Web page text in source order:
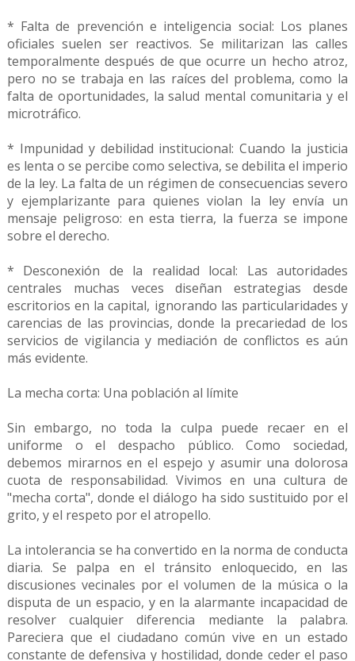
* Falta de prevención e inteligencia social: Los planes
oficiales suelen ser reactivos. Se militarizan las calles
temporalmente después de que ocurre un hecho atroz,
pero no se trabaja en las raíces del problema, como la
falta de oportunidades, la salud mental comunitaria y el
microtráfico.
* Impunidad y debilidad institucional: Cuando la justicia
es lenta o se percibe como selectiva, se debilita el imperio
de la ley. La falta de un régimen de consecuencias severo
y ejemplarizante para quienes violan la ley envía un
mensaje peligroso: en esta tierra, la fuerza se impone
sobre el derecho.
* Desconexión de la realidad local: Las autoridades
centrales muchas veces diseñan estrategias desde
escritorios en la capital, ignorando las particularidades y
carencias de las provincias, donde la precariedad de los
servicios de vigilancia y mediación de conflictos es aún
más evidente.
La mecha corta: Una población al límite
Sin embargo, no toda la culpa puede recaer en el
uniforme o el despacho público. Como sociedad,
debemos mirarnos en el espejo y asumir una dolorosa
cuota de responsabilidad. Vivimos en una cultura de
"mecha corta", donde el diálogo ha sido sustituido por el
grito, y el respeto por el atropello.
La intolerancia se ha convertido en la norma de conducta
diaria. Se palpa en el tránsito enloquecido, en las
discusiones vecinales por el volumen de la música o la
disputa de un espacio, y en la alarmante incapacidad de
resolver cualquier diferencia mediante la palabra.
Pareciera que el ciudadano común vive en un estado
constante de defensiva y hostilidad, donde ceder el paso